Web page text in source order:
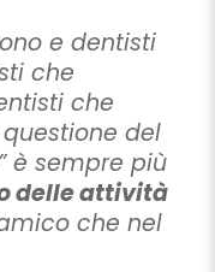
e dentisti
che
che
del
è sempre più
delle attività
che nel